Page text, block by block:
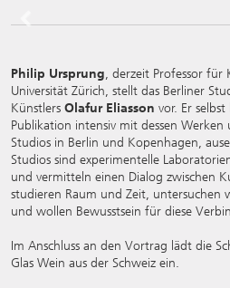
Philip Ursprung, derzeit Professor für
Universität Zürich, stellt das Berliner
Künstlers Olafur Eliasson vor. Er
Publikation intensiv mit dessen
Studios in Berlin und Kopenhagen,
Studios sind experimentelle
und vermitteln einen Dialog zwischen
studieren Raum und Zeit, untersuchen
und wollen Bewusstsein für diese
Im Anschluss an den Vortrag lädt die
Glas Wein aus der Schweiz ein.